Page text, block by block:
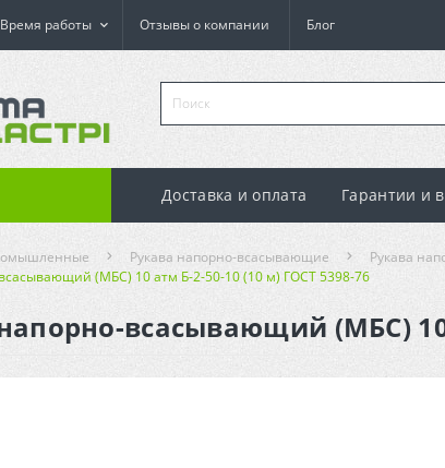
Время работы Отзывы о компании Блог
Доставка и оплата Гарантии и
Рукава напорно-всасывающие
Рукава
(МБС) 10 атм Б-2-50-10 (10 м) ГОСТ 5398-76
всасывающий (МБС)